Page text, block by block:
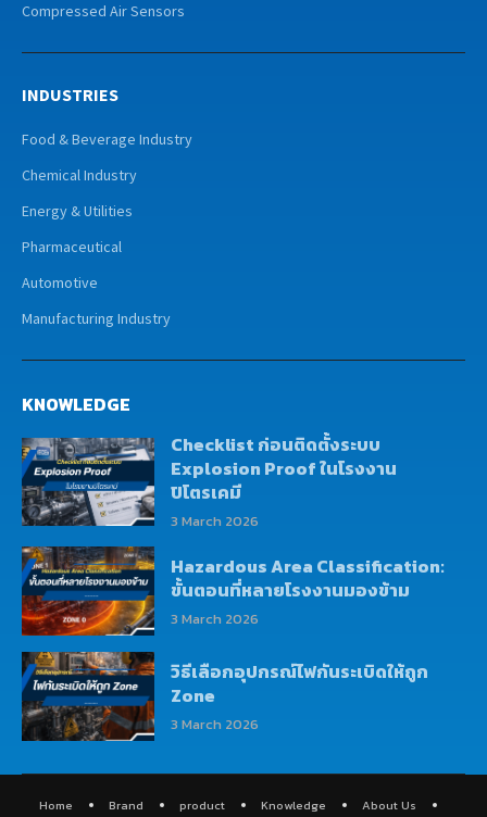
Compressed Air Sensors
INDUSTRIES
Food & Beverage Industry
Chemical Industry
Energy & Utilities
Pharmaceutical
Automotive
Manufacturing Industry
KNOWLEDGE
Checklist ก่อนติดตั้งระบบ
Explosion Proof ในโรงงาน
ปิโตรเคมี
3 March 2026
Hazardous Area Classification:
ขั้นตอนที่หลายโรงงานมองข้าม
3 March 2026
วิธีเลือกอุปกรณ์ไฟกันระเบิดให้ถูก
Zone
3 March 2026
Home Brand product Knowledge About Us